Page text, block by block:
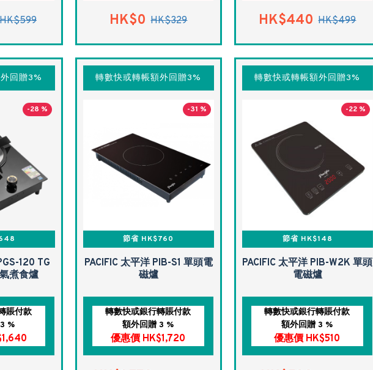
HK$599 HK$0 HK$329 HK$440 HK$499
回贈3%
-28 %
120 TG
煮食爐
賬付款
%
轉數快或轉帳額外回贈3%
-31 %
節省 HK$760
PACIFIC 太平洋 PIB-S1 單頭電
磁爐
轉數快或銀行轉賬付款
額外回贈 3 %
優惠價 HK$1,720
轉數快或轉帳額外回贈3%
-22 %
節省 HK$148
PACIFIC 太平洋 PIB-W2K 單頭
電磁爐
轉數快或銀行轉賬付款
額外回贈 3 %
優惠價 HK$510